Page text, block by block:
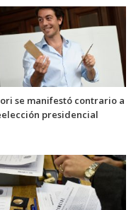
se manifestó contrario a
presidencial